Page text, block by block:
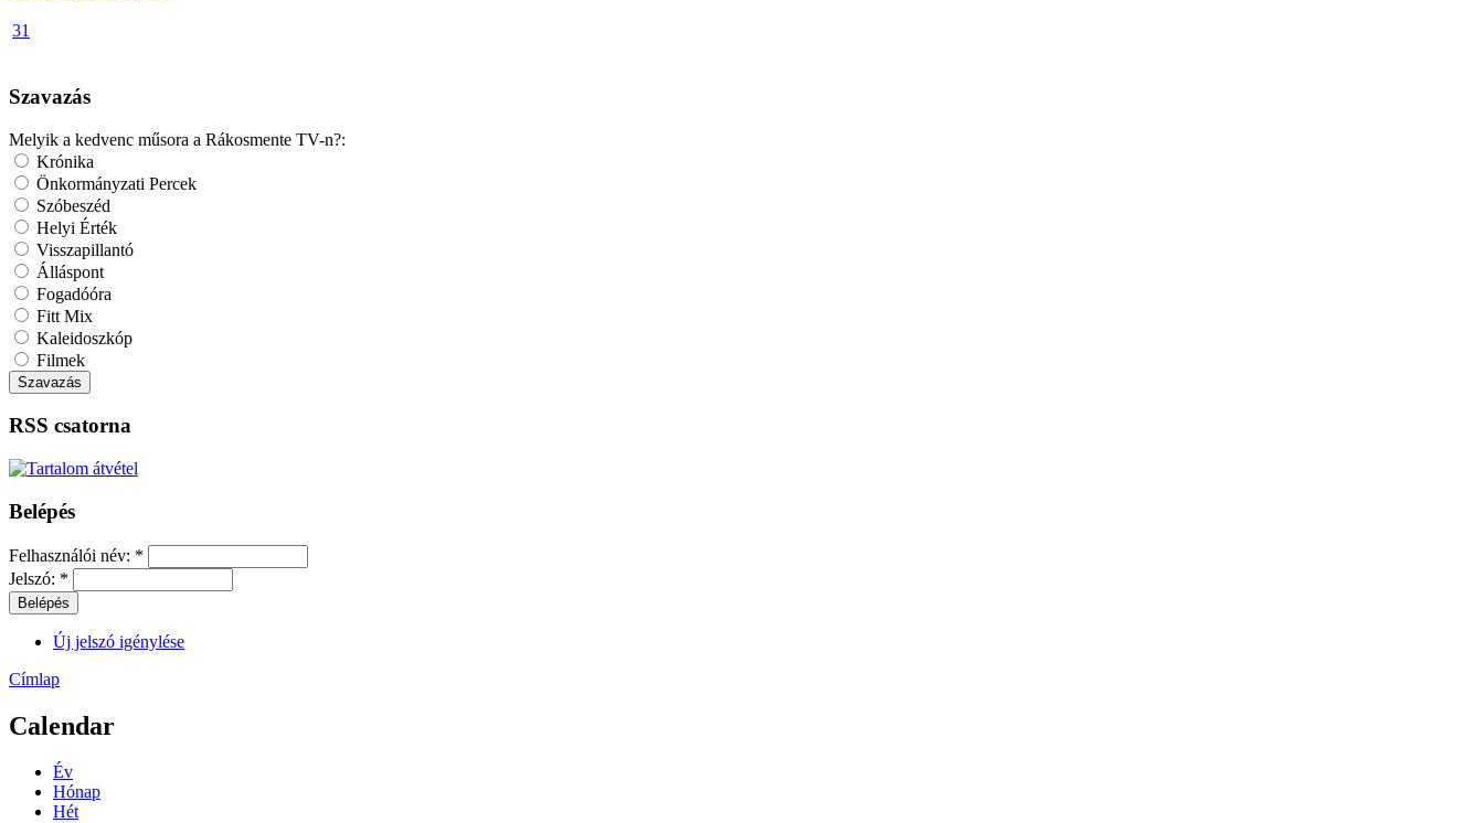
31
Szavazás
Melyik a kedvenc műsora a Rákosmente TV-n?:
Krónika
Önkormányzati Percek
Szóbeszéd
Helyi Érték
Visszapillantó
Álláspont
Fogadóóra
Fitt Mix
Kaleidoszkóp
Filmek
RSS csatorna
Belépés
Felhasználói név: *
Jelszó: *
Új jelszó igénylése
Címlap
Calendar
Év
Hónap
Hét